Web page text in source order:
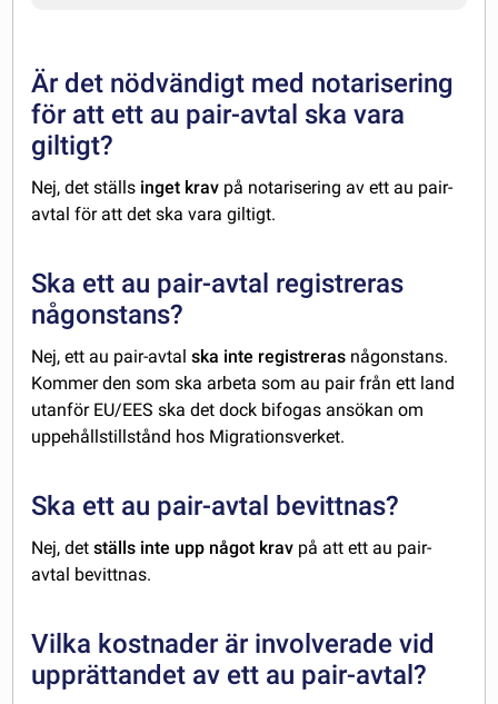
Är det nödvändigt med notarisering
för att ett au pair-avtal ska vara
giltigt?
Nej, det ställs inget krav på notarisering av ett au pair-
avtal för att det ska vara giltigt.
Ska ett au pair-avtal registreras
någonstans?
Nej, ett au pair-avtalska inte registreras någonstans.
Kommer den som ska arbeta som au pair från ett land
utanför EU/EES ska det dock bifogas ansökan om
uppehållstillstånd hos Migrationsverket.
Ska ett au pair-avtal bevittnas?
Nej, detställs inte upp något krav på att ett au pair-
avtal bevittnas.
Vilka kostnader är involverade vid
upprättandet av ett au pair-avtal?